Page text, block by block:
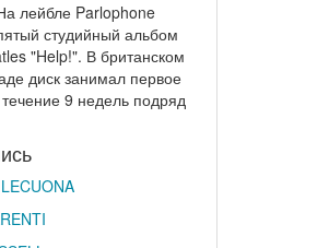
лейбле Parlophone
студийный альбом
"Help!". В британском
диск занимал первое
9 недель подряд